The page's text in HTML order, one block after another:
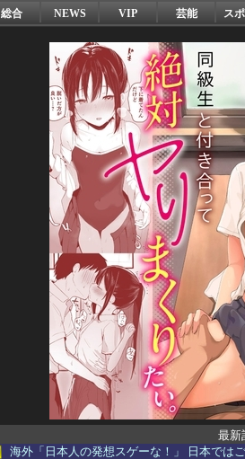
総合 NEWS VIP 芸能 ス
最新
海外「日本人の発想スゲーな！」 日本では